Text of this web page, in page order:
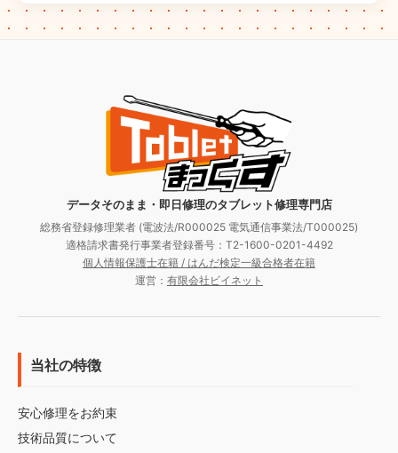
データそのまま・即日修理のタブレット修理専門店
総務省登録修理業者 (電波法/R000025 電気通信事業法/T000025)
適格請求書発行事業者登録番号：T2-1600-0201-4492
個人情報保護士在籍 / はんだ検定一級合格者在籍
運営： 有限会社ビイネット
当社の特徴
安心修理をお約束
技術品質について